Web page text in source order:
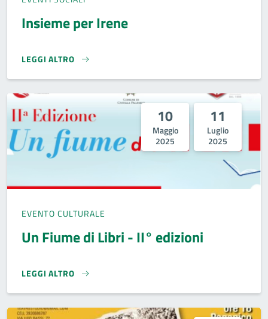
Insieme per Irene
LEGGI ALTRO
INSIEME PER IRENE}
10
Maggio
2025
11
Luglio
2025
EVENTO CULTURALE
Un Fiume di Libri - II° edizioni
LEGGI ALTRO
UN FIUME DI LIBRI - II° EDIZIONI}